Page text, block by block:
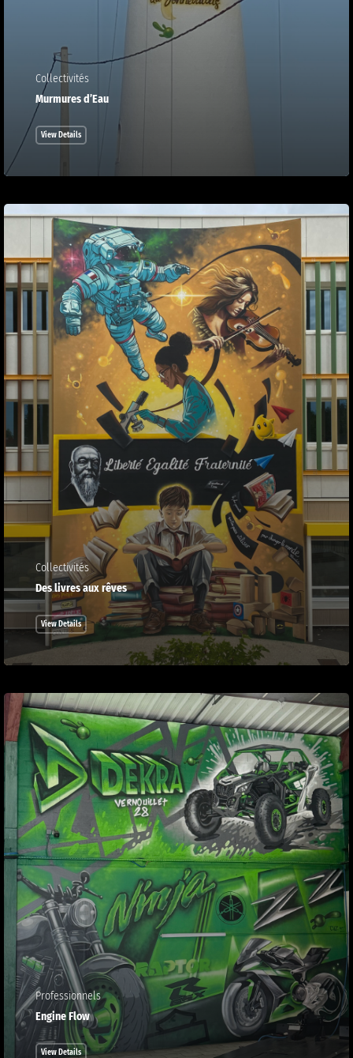
Collectivités
Murmures d’Eau
View Details
Collectivités
Des livres aux rêves
View Details
Professionnels
Engine Flow
View Details